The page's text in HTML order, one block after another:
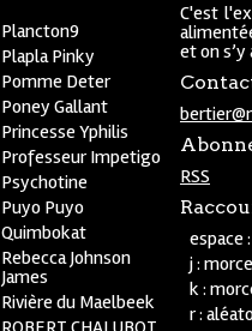
C'est
et on
RSS
espace
j :
k :
r :
Plancton9
Plapla Pinky
Pomme Deter
Poney Gallant
Princesse Yphilis
Professeur Impetigo
Psychotine
Puyo Puyo
Quimbokat
Rebecca Johnson
James
Rivière du Maelbeek